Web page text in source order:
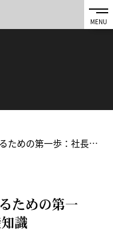
自社SNS運用を成功させるための第一歩：社長が知るべき基礎知識
ための第一
識